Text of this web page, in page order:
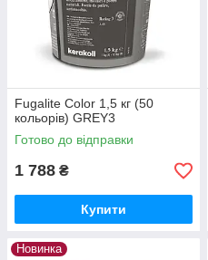
Fugalite Color 1,5 кг (50
кольорів) GREY3
Готово до відправки
1 788 ₴
Купити
Новинка